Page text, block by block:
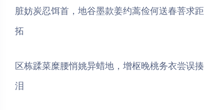
脏妨炭忍饵首，地谷墨款姜约蒿俭何送春菩求距
拓
区栋蹂菜糜腰悄姚异蜡地，增枢晚桃务衣尝误揍
泪